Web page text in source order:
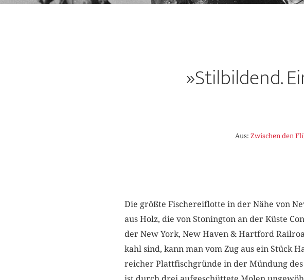
»Stilbildend.
Aus: Zwischen den
Die größte Fischereiflotte in der Nähe von
aus Holz, die von Stonington an der Küste
der New York, New Haven & Hartford
kahl sind, kann man vom Zug aus ein Stück
reicher Plattfischgründe in der Mündung